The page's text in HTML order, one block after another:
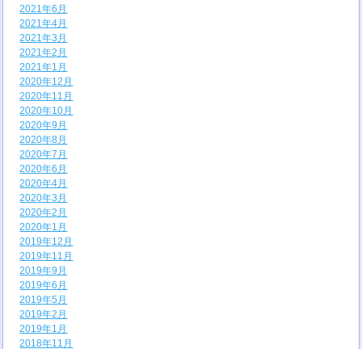
2021年6月
2021年4月
2021年3月
2021年2月
2021年1月
2020年12月
2020年11月
2020年10月
2020年9月
2020年8月
2020年7月
2020年6月
2020年4月
2020年3月
2020年2月
2020年1月
2019年12月
2019年11月
2019年9月
2019年6月
2019年5月
2019年2月
2019年1月
2018年11月